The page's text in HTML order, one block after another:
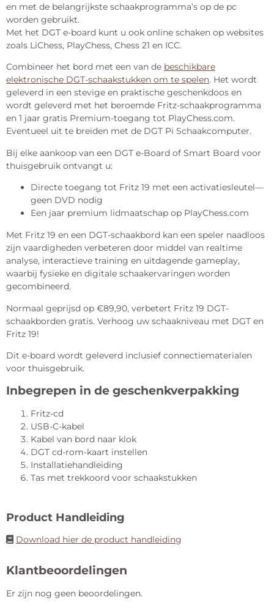
en met de belangrijkste schaakprogramma’s op de pc
worden gebruikt.
Met het DGT e-board kunt u ook online schaken op websites
zoals LiChess, PlayChess, Chess 21 en ICC.
Combineer het bord met een van de beschikbare
elektronische DGT-schaakstukken om te spelen. Het wordt
geleverd in een stevige en praktische geschenkdoos en
wordt geleverd met het beroemde Fritz-schaakprogramma
en 1 jaar gratis Premium-toegang tot PlayChess.com.
Eventueel uit te breiden met de DGT Pi Schaakcomputer.
Bij elke aankoop van een DGT e-Board of Smart Board voor
thuisgebruik ontvangt u:
Directe toegang tot Fritz 19 met een activatiesleutel—
geen DVD nodig
Een jaar premium lidmaatschap op PlayChess.com
Met Fritz 19 en een DGT-schaakbord kan een speler naadloos
zijn vaardigheden verbeteren door middel van realtime
analyse, interactieve training en uitdagende gameplay,
waarbij fysieke en digitale schaakervaringen worden
gecombineerd.
Normaal geprijsd op €89,90, verbetert Fritz 19 DGT-
schaakborden gratis. Verhoog uw schaakniveau met DGT en
Fritz 19!
Dit e-board wordt geleverd inclusief connectiematerialen
voor thuisgebruik.
Inbegrepen in de geschenkverpakking
Fritz-cd
USB-C-kabel
Kabel van bord naar klok
DGT cd-rom-kaart instellen
Installatiehandleiding
Tas met trekkoord voor schaakstukken
Product Handleiding
Download hier de product handleiding
Klantbeoordelingen
Er zijn nog geen beoordelingen.